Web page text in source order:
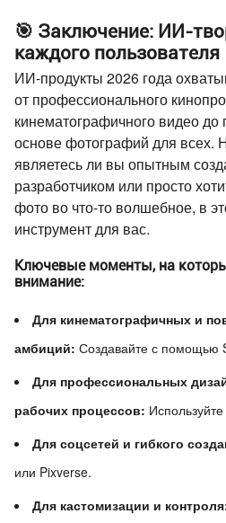
🎯 Заключение: ИИ-
каждого пользователя
ИИ-продукты 2026 года
от профессионального
кинематографичного видео до
основе фотографий для всех.
являетесь ли вы опытным
разработчиком или просто
фото во что-то волшебное, в
инструмент для вас.
Ключевые моменты, на
внимание:
Для кинематографичных и
амбиций: Создавайте с помощью
Для профессиональных
рабочих процессов:
Для соцсетей и гибкого
или Pixverse.
Для кастомизации и